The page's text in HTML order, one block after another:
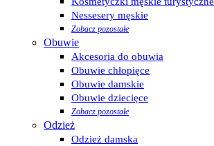
Nessesery męskie
Zobacz pozostałe
Obuwie
Akcesoria do obuwia
Obuwie chłopięce
Obuwie damskie
Obuwie dziecięce
Zobacz pozostałe
Odzież
Odzież damska